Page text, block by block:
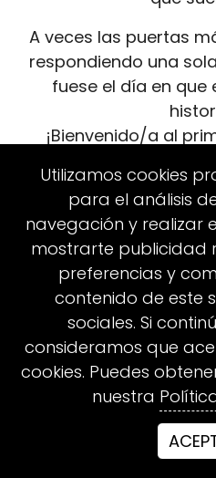
A veces las puertas
respondiendo una
fuese el día en que
¡Bienvenido/a al
Revisa tu email
¿Preparado para
TÉRMINOS Y CONDICIONES
POLITICAS DE COOKIES
POLÍTICA DE PRIVACIDAD
Utilizamos cookies
para el análisis
navegación y realizar
mostrarte publicidad
preferencias y
contenido de este
sociales. Si
consideramos que
cookies. Puedes
nuestra